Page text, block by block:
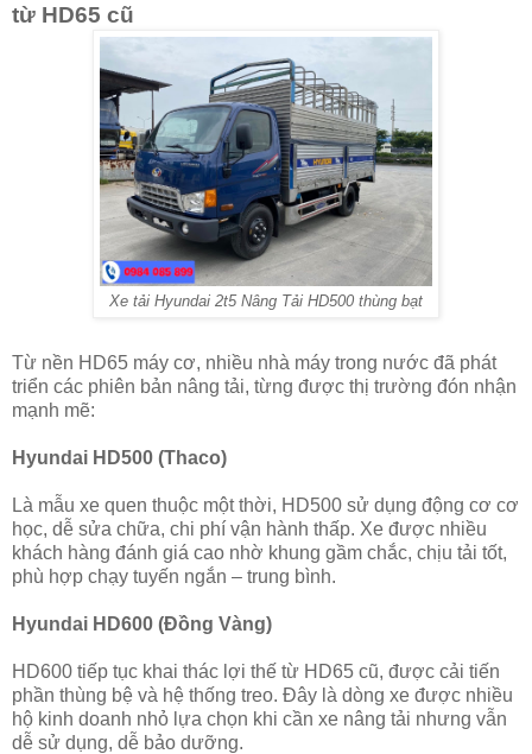
từ HD65 cũ
Xe tải Hyundai 2t5 Nâng Tải HD500 thùng bạt
Từ nền HD65 máy cơ, nhiều nhà máy trong nước đã phát
triển các phiên bản nâng tải, từng được thị trường đón nhận
mạnh mẽ:
Hyundai HD500 (Thaco)
Là mẫu xe quen thuộc một thời, HD500 sử dụng động cơ cơ
học, dễ sửa chữa, chi phí vận hành thấp. Xe được nhiều
khách hàng đánh giá cao nhờ khung gầm chắc, chịu tải tốt,
phù hợp chạy tuyến ngắn – trung bình.
Hyundai HD600 (Đồng Vàng)
HD600 tiếp tục khai thác lợi thế từ HD65 cũ, được cải tiến
phần thùng bệ và hệ thống treo. Đây là dòng xe được nhiều
hộ kinh doanh nhỏ lựa chọn khi cần xe nâng tải nhưng vẫn
dễ sử dụng, dễ bảo dưỡng.